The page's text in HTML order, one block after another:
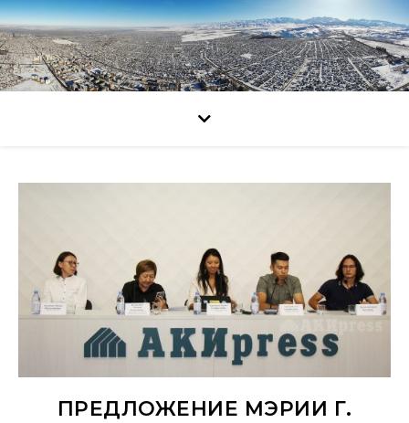
ПРЕДЛОЖЕНИЕ МЭРИИ Г.